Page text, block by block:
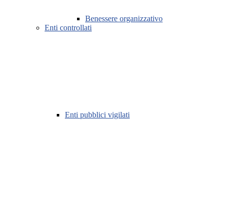
Benessere organizzativo
Enti controllati
Enti pubblici vigilati